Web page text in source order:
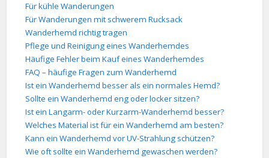
Für kühle Wanderungen
Für Wanderungen mit schwerem Rucksack
Wanderhemd richtig tragen
Pflege und Reinigung eines Wanderhemdes
Häufige Fehler beim Kauf eines Wanderhemdes
FAQ – häufige Fragen zum Wanderhemd
Ist ein Wanderhemd besser als ein normales Hemd?
Sollte ein Wanderhemd eng oder locker sitzen?
Ist ein Langarm- oder Kurzarm-Wanderhemd besser?
Welches Material ist für ein Wanderhemd am besten?
Kann ein Wanderhemd vor UV-Strahlung schützen?
Wie oft sollte ein Wanderhemd gewaschen werden?